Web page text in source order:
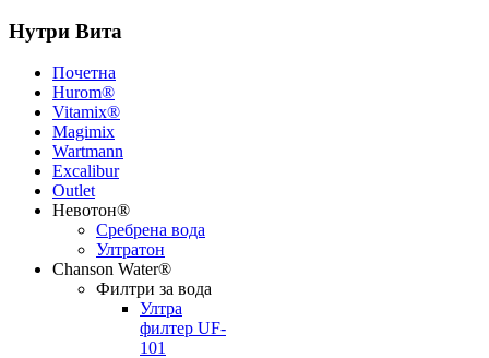
Нутри Вита
Почетна
Hurom®
Vitamix®
Magimix
Wartmann
Excalibur
Outlet
Невотон®
Сребрена вода
Ултратон
Chanson Water®
Филтри за вода
Ултра
филтер UF-
101